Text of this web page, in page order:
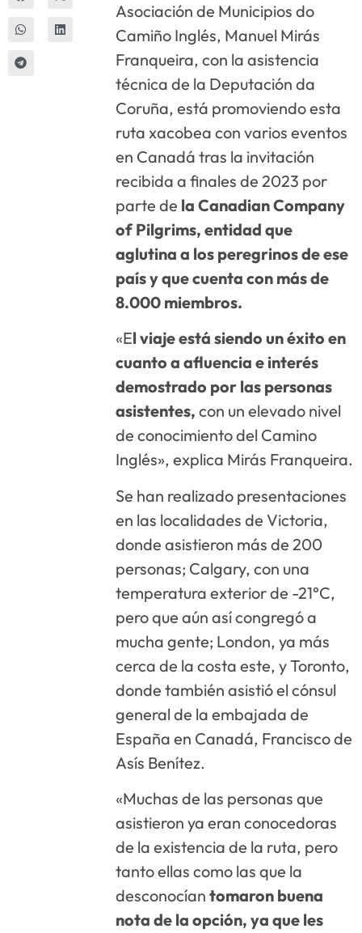
Asociación de Municipios do
Camiño Inglés, Manuel Mirás
Franqueira, con la asistencia
técnica de la Deputación da
Coruña, está promoviendo esta
ruta xacobea con varios eventos
en Canadá tras la invitación
recibida a finales de 2023 por
parte de la Canadian Company
of Pilgrims, entidad que
aglutina a los peregrinos de ese
país y que cuenta con más de
8.000 miembros.
«El viaje está siendo un éxito en
cuanto a afluencia e interés
demostrado por las personas
asistentes, con un elevado nivel
de conocimiento del Camino
Inglés», explica Mirás Franqueira.
Se han realizado presentaciones
en las localidades de Victoria,
donde asistieron más de 200
personas; Calgary, con una
temperatura exterior de -21°C,
pero que aún así congregó a
mucha gente; London, ya más
cerca de la costa este, y Toronto,
donde también asistió el cónsul
general de la embajada de
España en Canadá, Francisco de
Asís Benítez.
«Muchas de las personas que
asistieron ya eran conocedoras
de la existencia de la ruta, pero
tanto ellas como las que la
desconocíantomaron buena
nota de la opción, ya que les